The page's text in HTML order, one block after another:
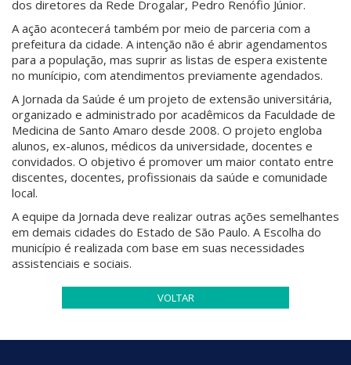
dos diretores da Rede Drogalar, Pedro Renófio Júnior.
A ação acontecerá também por meio de parceria com a
prefeitura da cidade. A intenção não é abrir agendamentos
para a população, mas suprir as listas de espera existente
no munícipio, com atendimentos previamente agendados.
A Jornada da Saúde é um projeto de extensão universitária,
organizado e administrado por acadêmicos da Faculdade de
Medicina de Santo Amaro desde 2008. O projeto engloba
alunos, ex-alunos, médicos da universidade, docentes e
convidados. O objetivo é promover um maior contato entre
discentes, docentes, profissionais da saúde e comunidade
local.
A equipe da Jornada deve realizar outras ações semelhantes
em demais cidades do Estado de São Paulo. A Escolha do
município é realizada com base em suas necessidades
assistenciais e sociais.
VOLTAR